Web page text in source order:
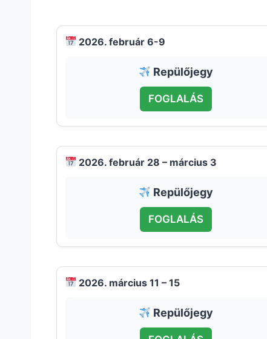
2026. február 6-9
Repülőjegy
FOGLALÁS
2026. február 28 – március 3
Repülőjegy
FOGLALÁS
2026. március 11 – 15
Repülőjegy